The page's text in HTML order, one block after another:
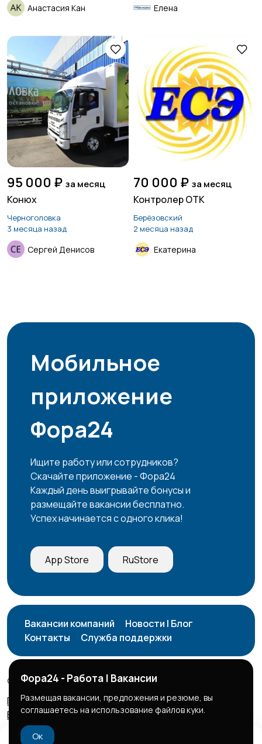
Анастасия Кан Елена
95 000 ₽ за месяц
Конюх
Черноголовка
3 месяца назад
Сергей Денисов
70 000 ₽ за месяц
Контролер ОТК
Берёзовский
2 месяца назад
Екатерина
Мобильное
приложение
Фора24
Ищите работу или сотрудников?
Скачайте приложение - Фора24
Каждый день выигрывайте бонусы и
размещайте вакансии бесплатно.
Успех начинается с одного клика!
App Store RuStore
Вакансии компаний
Новости | Блог
Контакты
Служба поддержки
© 2026 Фора24 | Вакансии
Правила сервиса
Политика конфиденциальности
Бизнес тарифы
Безопасные сделки
Фора24 - Работа | Вакансии
Размещая вакансии, предложения и резюме, вы
соглашаетесь на использование файлов куки.
Ок